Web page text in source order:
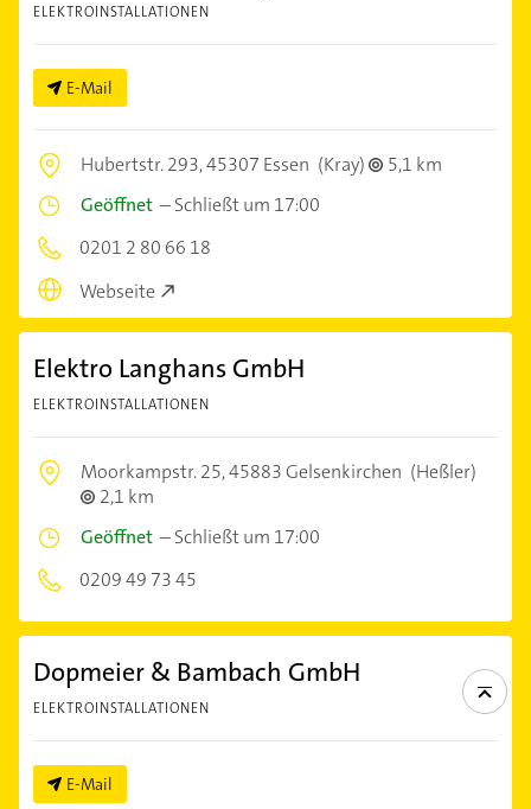
ELEKTROINSTALLATIONEN
E-Mail
Hubertstr. 293,45307 Essen (Kray)
5,1 km
Geöffnet –Schließt um 17:00
0201 2 80 66 18
Webseite
Elektro Langhans GmbH
ELEKTROINSTALLATIONEN
Moorkampstr. 25,45883 Gelsenkirchen (Heßler)
2,1 km
Geöffnet –Schließt um 17:00
0209 49 73 45
Dopmeier & Bambach GmbH
ELEKTROINSTALLATIONEN
E-Mail